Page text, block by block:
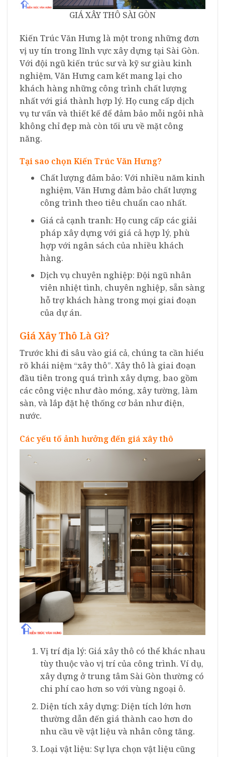
GIÁ XÂY THÔ SÀI GÒN
Kiến Trúc Văn Hưng là một trong những đơn
vị uy tín trong lĩnh vực xây dựng tại Sài Gòn.
Với đội ngũ kiến trúc sư và kỹ sư giàu kinh
nghiệm, Văn Hưng cam kết mang lại cho
khách hàng những công trình chất lượng
nhất với giá thành hợp lý. Họ cung cấp dịch
vụ tư vấn và thiết kế để đảm bảo mỗi ngôi nhà
không chỉ đẹp mà còn tối ưu về mặt công
năng.
Tại sao chọn Kiến Trúc Văn Hưng?
Chất lượng đảm bảo: Với nhiều năm kinh
nghiệm, Văn Hưng đảm bảo chất lượng
công trình theo tiêu chuẩn cao nhất.
Giá cả cạnh tranh: Họ cung cấp các giải
pháp xây dựng với giá cả hợp lý, phù
hợp với ngân sách của nhiều khách
hàng.
Dịch vụ chuyên nghiệp: Đội ngũ nhân
viên nhiệt tình, chuyên nghiệp, sẵn sàng
hỗ trợ khách hàng trong mọi giai đoạn
của dự án.
Giá Xây Thô Là Gì?
Trước khi đi sâu vào giá cả, chúng ta cần hiểu
rõ khái niệm “xây thô”. Xây thô là giai đoạn
đầu tiên trong quá trình xây dựng, bao gồm
các công việc như đào móng, xây tường, làm
sàn, và lắp đặt hệ thống cơ bản như điện,
nước.
Các yếu tố ảnh hưởng đến giá xây thô
Vị trí địa lý: Giá xây thô có thể khác nhau
tùy thuộc vào vị trí của công trình. Ví dụ,
xây dựng ở trung tâm Sài Gòn thường có
chi phí cao hơn so với vùng ngoại ô.
Diện tích xây dựng: Diện tích lớn hơn
thường dẫn đến giá thành cao hơn do
nhu cầu về vật liệu và nhân công tăng.
Loại vật liệu: Sự lựa chọn vật liệu cũng